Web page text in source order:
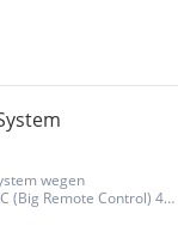
wegen
(Big Remote Control) 4